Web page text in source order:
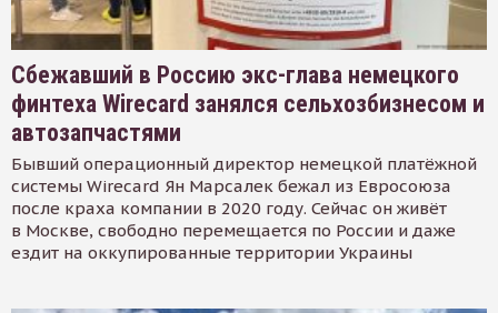
Сбежавший в Россию экс-глава немецкого
финтеха Wirecard занялся сельхозбизнесом и
автозапчастями
Бывший операционный директор немецкой платёжной
системы Wirecard Ян Марсалек бежал из Евросоюза
после краха компании в 2020 году. Сейчас он живёт
в Москве, свободно перемещается по России и даже
ездит на оккупированные территории Украины